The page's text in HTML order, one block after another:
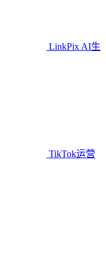
LinkPix AI生
TikTok运营